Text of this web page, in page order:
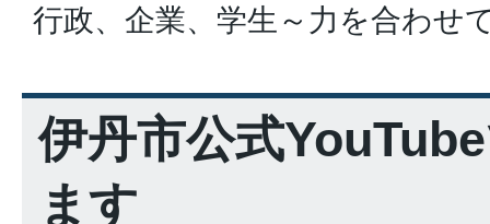
行政、企業、学生～力を合わせ
伊丹市公式
ます